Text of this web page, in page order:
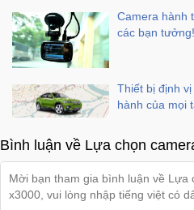
Thể
Thao
Dã
Ngoại
Ô
Xe
Camera hành
các bạn
Thiết bị định
hành của mọi
Bình luận về Lựa chọn